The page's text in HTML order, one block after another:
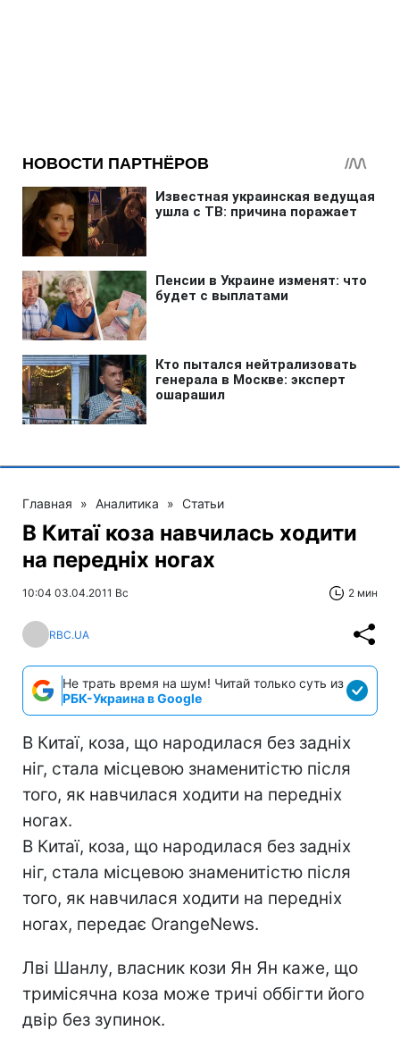
Главная » Аналитика » Статьи
В Китаї коза навчилась ходити
на передніх ногах
10:04 03.04.2011 Вс 2 мин
RBC.UA
Не трать время на шум! Читай только суть из
РБК-Украина в Google
В Китаї, коза, що народилася без задніх
ніг, стала місцевою знаменитістю після
того, як навчилася ходити на передніх
ногах.
В Китаї, коза, що народилася без задніх
ніг, стала місцевою знаменитістю після
того, як навчилася ходити на передніх
ногах, передає OrangeNews.
Лві Шанлу, власник кози Ян Ян каже, що
тримісячна коза може тричі оббігти його
двір без зупинок.